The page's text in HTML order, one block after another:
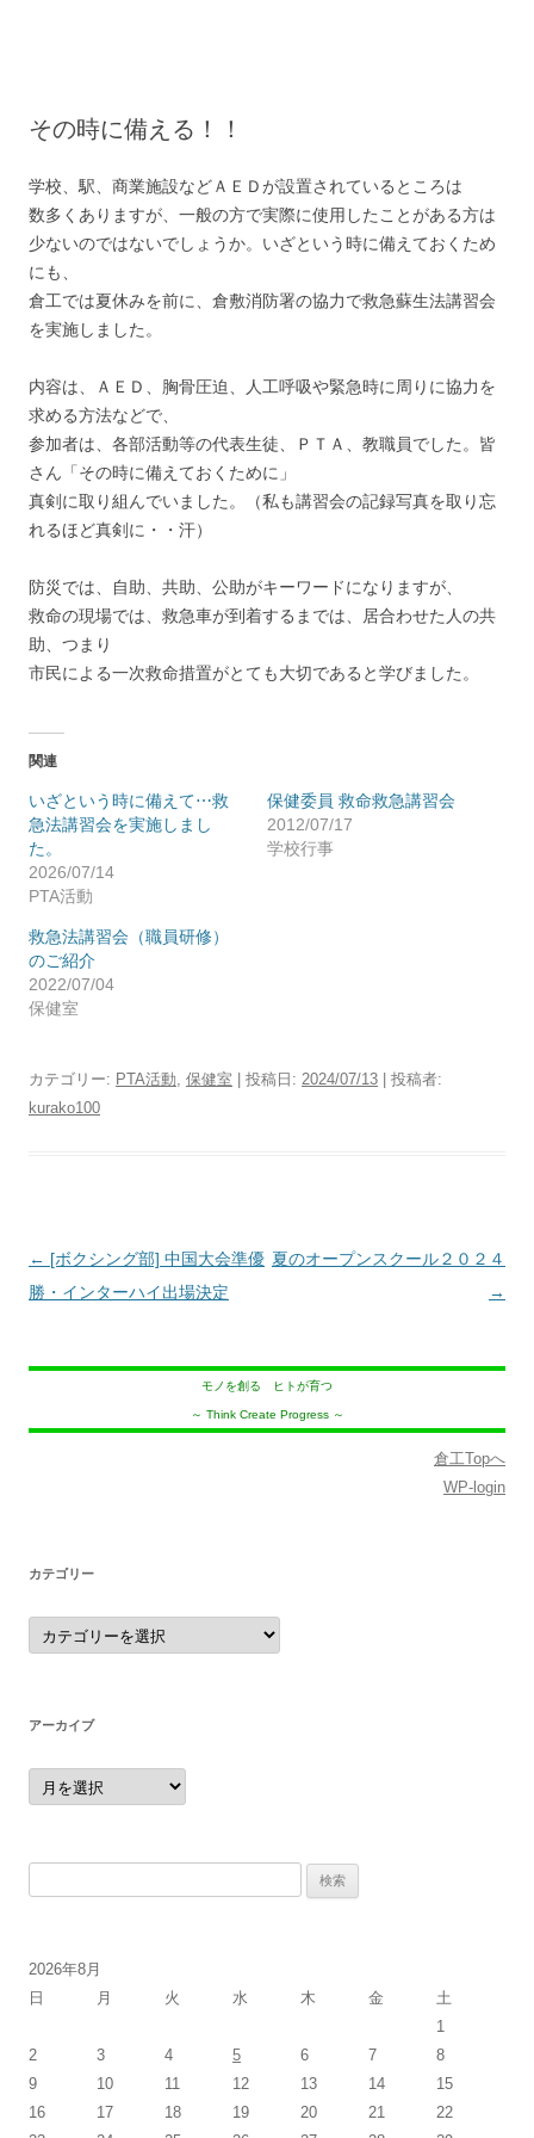
キ
ッ
その時に備える！！
学校、駅、商業施設などＡＥＤが設置されているところは
数多くありますが、一般の方で実際に使用したことがある方は
少ないのではないでしょうか。いざという時に備えておくため
にも、
倉工では夏休みを前に、倉敷消防署の協力で救急蘇生法講習会
を実施しました。
内容は、ＡＥＤ、胸骨圧迫、人工呼吸や緊急時に周りに協力を
求める方法などで、
参加者は、各部活動等の代表生徒、ＰＴＡ、教職員でした。皆
さん「その時に備えておくために」
真剣に取り組んでいました。（私も講習会の記録写真を取り忘
れるほど真剣に・・汗）
防災では、自助、共助、公助がキーワードになりますが、
救命の現場では、救急車が到着するまでは、居合わせた人の共
助、つまり
市民による一次救命措置がとても大切であると学びました。
関連
いざという時に備えて⋯救
急法講習会を実施しまし
た。
2026/07/14
PTA活動
保健委員 救命救急講習会
2012/07/17
学校行事
救急法講習会（職員研修）
のご紹介
2022/07/04
保健室
カテゴリー: PTA活動, 保健室 | 投稿日: 2024/07/13
投稿者:
kurako100
投
稿
ー
← [ボクシング部] 中国大会準優
勝・インターハイ出場決定
夏のオープンスクール２０２４
→
モノを創る ヒトが育つ
～ Think Create Progress ～
倉工Topへ
WP-login
カテゴリー
カ
テ
ゴ
アーカイブ
ア
ー
カ
2026年8月
日
月 火 水 木 金
土
1
2
3 4 5 6 7
8
9
10 11 12 13 14
15
16
17 18 19 20 21
22